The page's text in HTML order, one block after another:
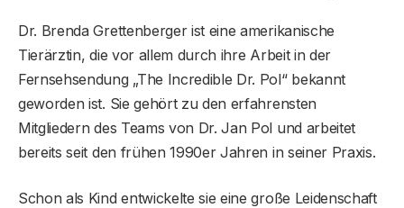
Dr. Brenda Grettenberger ist eine amerikanische
Tierärztin, die vor allem durch ihre Arbeit in der
Fernsehsendung „The Incredible Dr. Pol“ bekannt
geworden ist. Sie gehört zu den erfahrensten
Mitgliedern des Teams von Dr. Jan Pol und arbeitet
bereits seit den frühen 1990er Jahren in seiner Praxis.
Schon als Kind entwickelte sie eine große Leidenschaft